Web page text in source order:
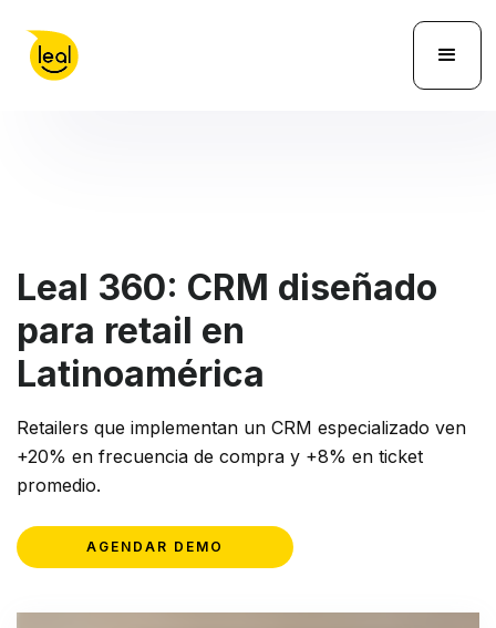
Leal 360: CRM diseñado
para retail en
Latinoamérica
Retailers que implementan un CRM especializado ven
+20% en frecuencia de compra y +8% en ticket
promedio.
AGENDAR DEMO